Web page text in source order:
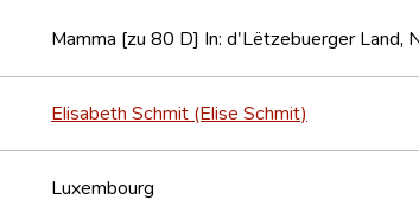
Mamma [zu 80 D] In: d'Lëtzebuerger Land,
Elisabeth Schmit (Elise Schmit)
Luxembourg